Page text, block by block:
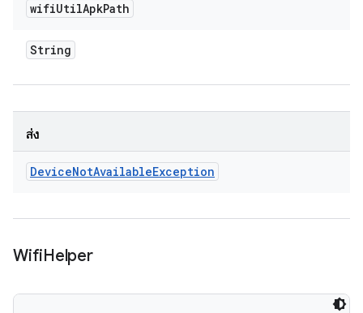
wifiUtilApkPath
String
ส่ง
DeviceNotAvailableException
WifiHelper